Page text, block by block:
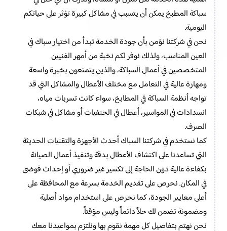
سباكة المطبخ يمكن أن يتسبب في مشاكل كبيرة تؤثر على حياتكم
اليومية.
نحن في شركتنا نؤمن بأن جودة الخدمة تبدأ من اختيار سباك في
العين المناسب، ولذلك نوفر لكم نخبة من أمهر الفنيين
المتخصصين في أعمال السباكة، والذين يتمتعون بخبرة واسعة
ومهارة عالية في التعامل مع مختلف الأعطال والمشاكل التي قد
تواجه أنظمة السباكة في المطابخ، سواء كانت تسربات مياه،
انسدادات في المواسير، أعطال في الحنفيات أو مشاكل في شبكات
الصرف.
كما نستخدم في شركتنا السباك أحدث الأجهزة والتقنيات الحديثة
التي تساعدنا على اكتشاف الأعطال بدقة وتنفيذ أعمال الصيانة
بكفاءة عالية دون الحاجة إلى تكسير غير ضروري أو إحداث فوضى
في المكان. نحرص على تقديم الخدمة بسرعة مع المحافظة على
أعلى معايير الجودة، كما نحرص على استخدام مواد أصلية
ومضمونة تضمن لك حلاً دائماً وليس مؤقتاً.
نحن نهتم بتفاصيل كل مهمة نقوم بها ونلتزم بمواعيدنا معك